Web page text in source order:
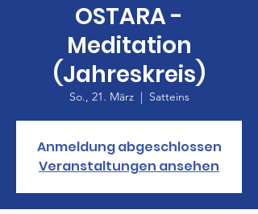
OSTARA -
Meditation
(Jahreskreis)
So., 21. März
  |
Satteins
Anmeldung abgeschlossen
Veranstaltungen ansehen